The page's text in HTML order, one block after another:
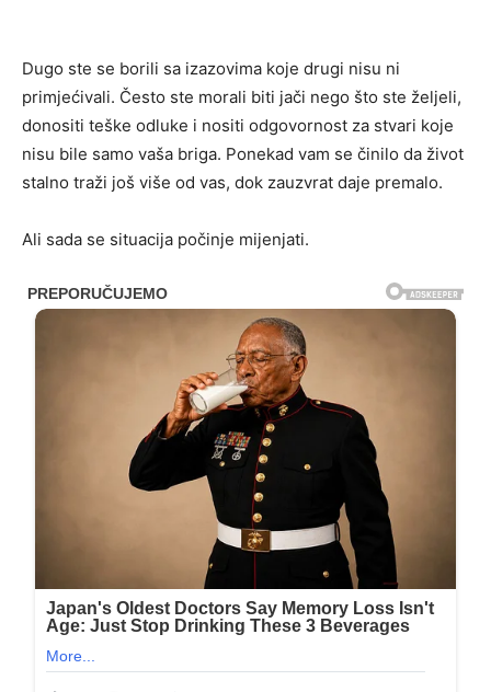
Dugo ste se borili sa izazovima koje drugi nisu ni
primjećivali. Često ste morali biti jači nego što ste željeli,
donositi teške odluke i nositi odgovornost za stvari koje
nisu bile samo vaša briga. Ponekad vam se činilo da život
stalno traži još više od vas, dok zauzvrat daje premalo.
Ali sada se situacija počinje mijenjati.